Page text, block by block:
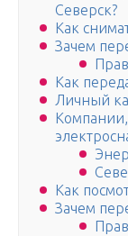
Северск?
Как
Зачем
Как
Личный
Как
Зачем